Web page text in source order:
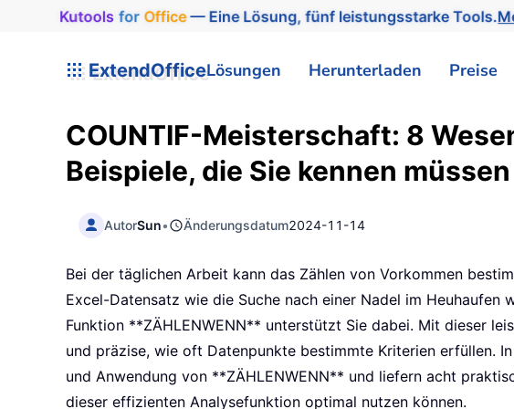
Kutools for Office— Eine Lösung, fünf leistungsstarke Tools.
ExtendOfficeLösungen Herunterladen Preise
COUNTIF-Meisterschaft: 8
Beispiele, die Sie kennen müssen
AutorSun• Änderungsdatum2024-11-14
Bei der täglichen Arbeit kann das Zählen von Vorkommen
Excel-Datensatz wie die Suche nach einer Nadel im Heuhaufen
Funktion **ZÄHLENWENN** unterstützt Sie dabei. Mit dieser
und präzise, wie oft Datenpunkte bestimmte Kriterien erfüllen.
und Anwendung von **ZÄHLENWENN** und liefern acht
dieser effizienten Analysefunktion optimal nutzen können.